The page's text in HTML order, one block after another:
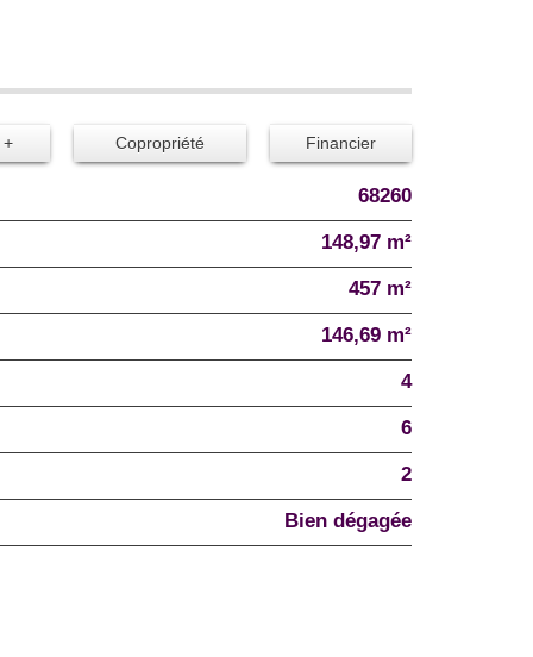
+ Copropriété Financier
68260
148,97 m²
457 m²
146,69 m²
4
6
2
Bien dégagée